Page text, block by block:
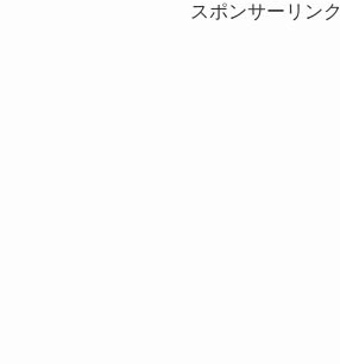
スポンサーリンク